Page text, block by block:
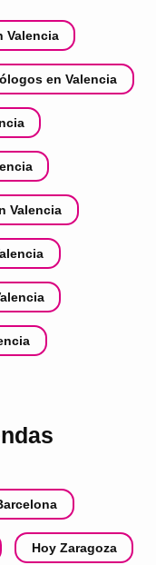
Valencia
en Valencia
Valencia
Hoy Zaragoza